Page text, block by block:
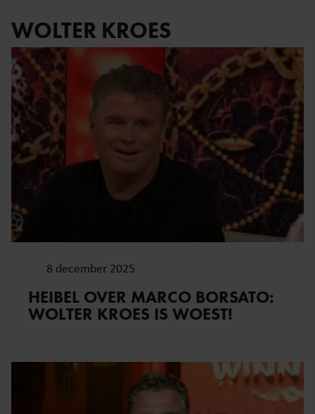
WOLTER KROES
8 december 2025
HEIBEL OVER MARCO BORSATO:
WOLTER KROES IS WOEST!